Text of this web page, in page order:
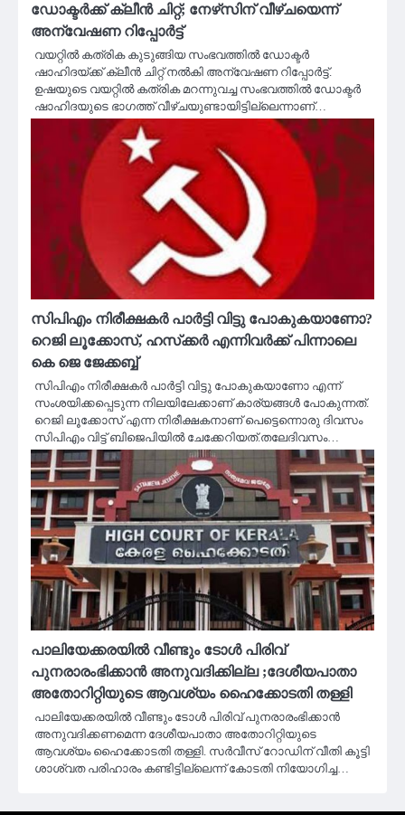
ഡോക്ടര്‍ക്ക് ക്ലീന്‍ ചിറ്റ്; നേഴ്‌സിന് വീഴ്ചയെന്ന്
അന്വേഷണ റിപ്പോര്‍ട്ട്
വയറ്റില്‍ കത്രിക കുടുങ്ങിയ സംഭവത്തില്‍ ഡോക്ടര്‍
ഷാഹിദയ്ക്ക് ക്ലീന്‍ ചിറ്റ് നല്‍കി അന്വേഷണ റിപ്പോര്‍ട്ട്.
ഉഷയുടെ വയറ്റില്‍ കത്രിക മറന്നുവച്ച സംഭവത്തില്‍ ഡോക്ടര്‍
ഷാഹിദയുടെ ഭാഗത്ത് വീഴ്ചയുണ്ടായിട്ടില്ലെന്നാണ്…
സിപിഎം നിരീക്ഷകർ പാർട്ടി വിട്ടു പോകുകയാണോ?
റെജി ലൂക്കോസ്, ഹസ്‌ക്കർ എന്നിവർക്ക് പിന്നാലെ
കെ ജെ ജേക്കബ്ബ്
സിപിഎം നിരീക്ഷകർ പാർട്ടി വിട്ടു പോകുകയാണോ എന്ന്
സംശയിക്കപ്പെടുന്ന നിലയിലേക്കാണ് കാര്യങ്ങൾ പോകുന്നത്.
റെജി ലൂക്കോസ് എന്ന നിരീക്ഷകനാണ് പെട്ടെന്നൊരു ദിവസം
സിപിഎം വിട്ട് ബിജെപിയിൽ ചേക്കേറിയത്.തലേദിവസം…
പാലിയേക്കരയില്‍ വീണ്ടും ടോള്‍ പിരിവ്
പുനരാരംഭിക്കാന്‍ അനുവദിക്കില്ല ;ദേശീയപാതാ
അതോറിറ്റിയുടെ ആവശ്യം ഹൈക്കോടതി തള്ളി
പാലിയേക്കരയില്‍ വീണ്ടും ടോള്‍ പിരിവ് പുനരാരംഭിക്കാന്‍
അനുവദിക്കണമെന്ന ദേശീയപാതാ അതോറിറ്റിയുടെ
ആവശ്യം ഹൈക്കോടതി തള്ളി. സര്‍വീസ് റോഡിന് വീതി കൂട്ടി
ശാശ്വത പരിഹാരം കണ്ടിട്ടില്ലെന്ന് കോടതി നിയോഗിച്ച…